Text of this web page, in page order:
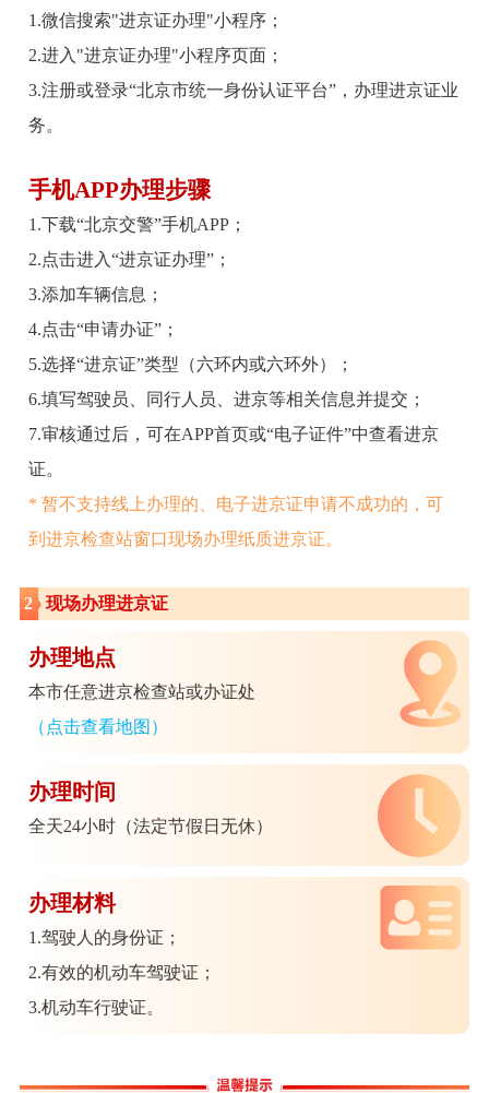
1.微信搜索"进京证办理"小程序；
2.进入"进京证办理"小程序页面；
3.注册或登录“北京市统一身份认证平台”，办理进京证业
务。
手机APP办理步骤
1.下载“北京交警”手机APP；
2.点击进入“进京证办理”；
3.添加车辆信息；
4.点击“申请办证”；
5.选择“进京证”类型（六环内或六环外）；
6.填写驾驶员、同行人员、进京等相关信息并提交；
7.审核通过后，可在APP首页或“电子证件”中查看进京
证。
* 暂不支持线上办理的、电子进京证申请不成功的，可
到进京检查站窗口现场办理纸质进京证。
2 现场办理进京证
办理地点
本市任意进京检查站或办证处
（点击查看地图）
办理时间
全天24小时（法定节假日无休）
办理材料
1.驾驶人的身份证；
2.有效的机动车驾驶证；
3.机动车行驶证。